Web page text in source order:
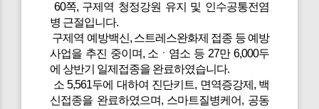
60쪽, 구제역 청정강원 유지 및 인수공통전염
병 근절입니다.
구제역 예방백신, 스트레스완화제 접종 등 예방
사업을 추진 중이며, 소ㆍ염소 등 27만 6,000두
에 상반기 일제접종을 완료하였습니다.
소 5,561두에 대하여 진단키트, 면역증강제, 백
신접종을 완료하였으며, 스마트질병케어, 공동